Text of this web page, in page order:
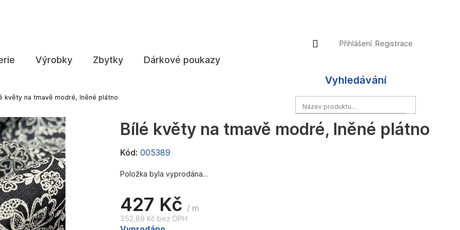
Výrobky Zbytky Dárkové poukazy
Přihlášení
Přihlášení Registrace
Vyhledávání
květy na tmavě modré, lněné plátno
Bílé květy na tmavě modré, lněné plátno
Kód: 005389
Položka byla vyprodána…
427 Kč / m
352,89 Kč bez DPH
Měrná
Co potřebujete najít?
Doporučujeme